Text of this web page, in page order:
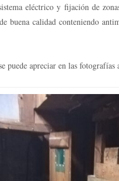
eléctrico y fijación de
calidad conteniendo
apreciar en las fotografías